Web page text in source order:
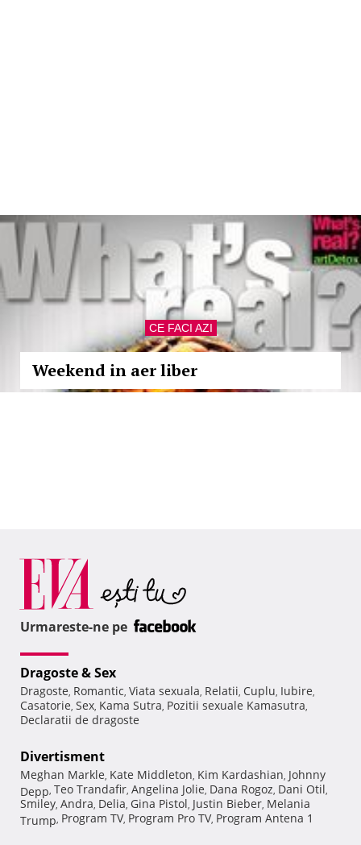
CE FACI AZI
Weekend in aer liber
Urmareste-ne pe
Dragoste & Sex
Dragoste, Romantic, Viata sexuala, Relatii, Cuplu, Iubire,
Casatorie, Sex, Kama Sutra, Pozitii sexuale Kamasutra,
Declaratii de dragoste
Divertisment
Meghan Markle, Kate Middleton, Kim Kardashian, Johnny
Depp, Teo Trandafir, Angelina Jolie, Dana Rogoz, Dani Otil,
Smiley, Andra, Delia, Gina Pistol, Justin Bieber, Melania
Trump, Program TV, Program Pro TV, Program Antena 1